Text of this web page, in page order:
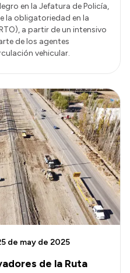
en la Jefatura de Policía,
la obligatoriedad en la
a partir de un intensivo
de los agentes
vehicular.
de la Ruta
de may de 2025